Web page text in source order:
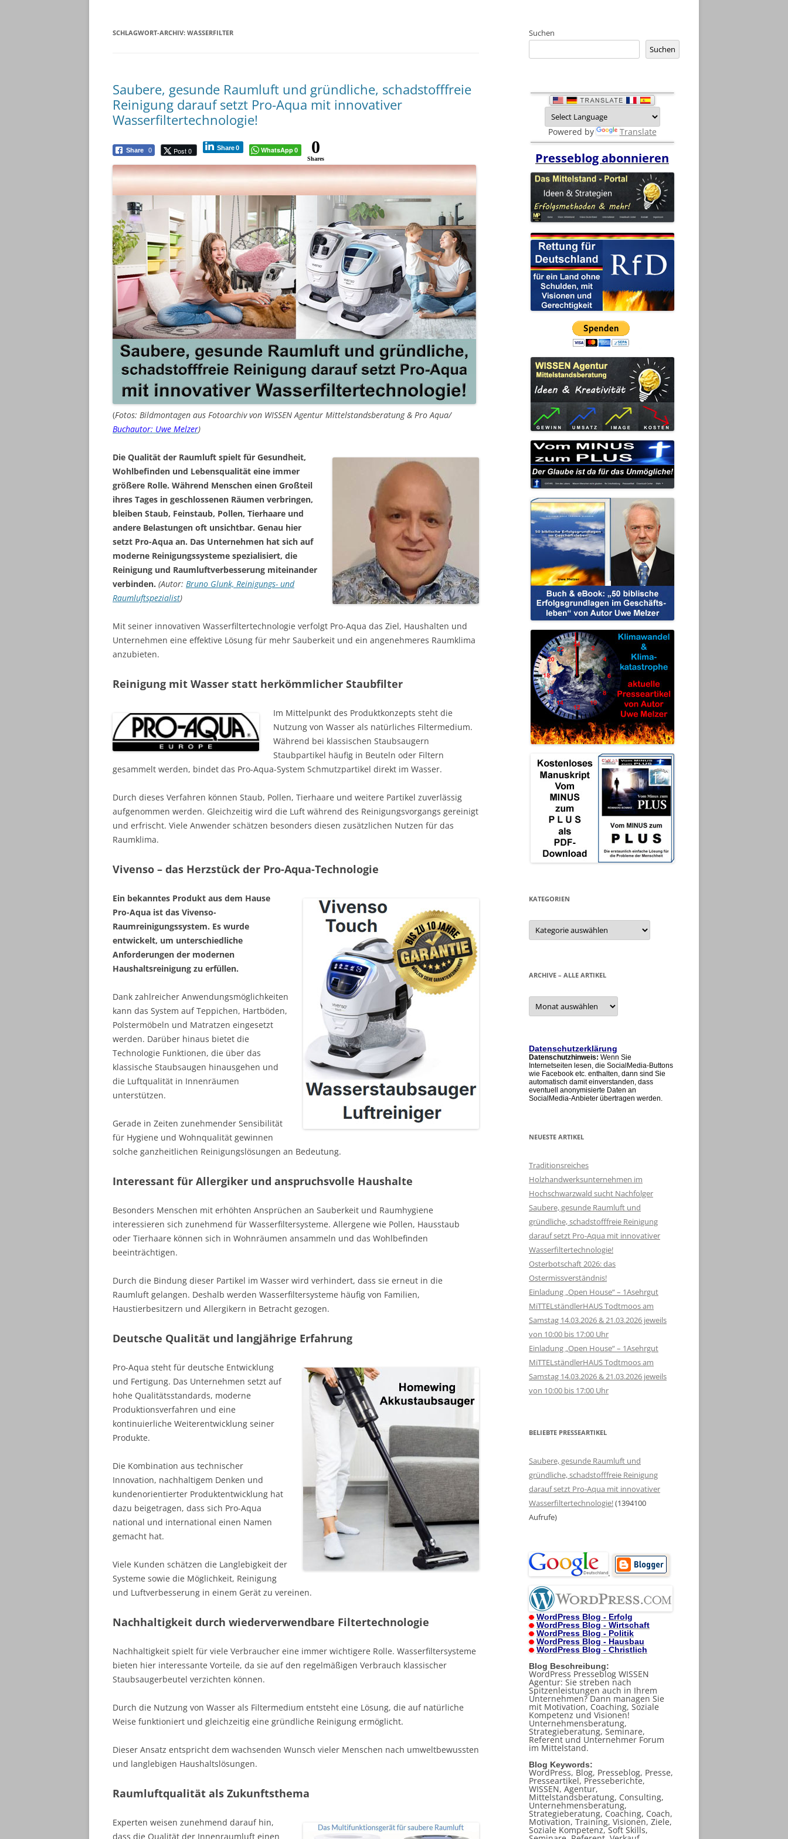
SCHLAGWORT-ARCHIV: WASSERFILTER
Saubere, gesunde Raumluft und gründliche, schadstofffreie
Reinigung darauf setzt Pro-Aqua mit innovativer
Wasserfiltertechnologie!
Share 0 Post 0 Share0 WhatsApp0 0
Shares
(Fotos: Bildmontagen aus Fotoarchiv von WISSEN Agentur Mittelstandsberatung & Pro Aqua/
Buchautor: Uwe Melzer)
Die Qualität der Raumluft spielt für Gesundheit,
Wohlbefinden und Lebensqualität eine immer
größere Rolle. Während Menschen einen Großteil
ihres Tages in geschlossenen Räumen verbringen,
bleiben Staub, Feinstaub, Pollen, Tierhaare und
andere Belastungen oft unsichtbar. Genau hier
setzt Pro-Aqua an. Das Unternehmen hat sich auf
moderne Reinigungssysteme spezialisiert, die
Reinigung und Raumluftverbesserung miteinander
verbinden. (Autor: Bruno Glunk, Reinigungs- und
Raumluftspezialist)
Mit seiner innovativen Wasserfiltertechnologie verfolgt Pro-Aqua das Ziel, Haushalten und
Unternehmen eine effektive Lösung für mehr Sauberkeit und ein angenehmeres Raumklima
anzubieten.
Reinigung mit Wasser statt herkömmlicher Staubfilter
Im Mittelpunkt des Produktkonzepts steht die
Nutzung von Wasser als natürliches Filtermedium.
Während bei klassischen Staubsaugern
Staubpartikel häufig in Beuteln oder Filtern
gesammelt werden, bindet das Pro-Aqua-System Schmutzpartikel direkt im Wasser.
Durch dieses Verfahren können Staub, Pollen, Tierhaare und weitere Partikel zuverlässig
aufgenommen werden. Gleichzeitig wird die Luft während des Reinigungsvorgangs gereinigt
und erfrischt. Viele Anwender schätzen besonders diesen zusätzlichen Nutzen für das
Raumklima.
Vivenso – das Herzstück der Pro-Aqua-Technologie
Ein bekanntes Produkt aus dem Hause
Pro-Aqua ist das Vivenso-
Raumreinigungssystem. Es wurde
entwickelt, um unterschiedliche
Anforderungen der modernen
Haushaltsreinigung zu erfüllen.
Dank zahlreicher Anwendungsmöglichkeiten
kann das System auf Teppichen, Hartböden,
Polstermöbeln und Matratzen eingesetzt
werden. Darüber hinaus bietet die
Technologie Funktionen, die über das
klassische Staubsaugen hinausgehen und
die Luftqualität in Innenräumen
unterstützen.
Gerade in Zeiten zunehmender Sensibilität
für Hygiene und Wohnqualität gewinnen
solche ganzheitlichen Reinigungslösungen an Bedeutung.
Interessant für Allergiker und anspruchsvolle Haushalte
Besonders Menschen mit erhöhten Ansprüchen an Sauberkeit und Raumhygiene
interessieren sich zunehmend für Wasserfiltersysteme. Allergene wie Pollen, Hausstaub
oder Tierhaare können sich in Wohnräumen ansammeln und das Wohlbefinden
beeinträchtigen.
Durch die Bindung dieser Partikel im Wasser wird verhindert, dass sie erneut in die
Raumluft gelangen. Deshalb werden Wasserfiltersysteme häufig von Familien,
Haustierbesitzern und Allergikern in Betracht gezogen.
Deutsche Qualität und langjährige Erfahrung
Pro-Aqua steht für deutsche Entwicklung
und Fertigung. Das Unternehmen setzt auf
hohe Qualitätsstandards, moderne
Produktionsverfahren und eine
kontinuierliche Weiterentwicklung seiner
Produkte.
Die Kombination aus technischer
Innovation, nachhaltigem Denken und
kundenorientierter Produktentwicklung hat
dazu beigetragen, dass sich Pro-Aqua
national und international einen Namen
gemacht hat.
Viele Kunden schätzen die Langlebigkeit der
Systeme sowie die Möglichkeit, Reinigung
und Luftverbesserung in einem Gerät zu vereinen.
Nachhaltigkeit durch wiederverwendbare Filtertechnologie
Nachhaltigkeit spielt für viele Verbraucher eine immer wichtigere Rolle. Wasserfiltersysteme
bieten hier interessante Vorteile, da sie auf den regelmäßigen Verbrauch klassischer
Staubsaugerbeutel verzichten können.
Durch die Nutzung von Wasser als Filtermedium entsteht eine Lösung, die auf natürliche
Weise funktioniert und gleichzeitig eine gründliche Reinigung ermöglicht.
Dieser Ansatz entspricht dem wachsenden Wunsch vieler Menschen nach umweltbewussten
und langlebigen Haushaltslösungen.
Raumluftqualität als Zukunftsthema
Experten weisen zunehmend darauf hin,
dass die Qualität der Innenraumluft einen
Suchen
Suchen
Powered by Translate
Presseblog abonnieren
KATEGORIEN
Kategorien
ARCHIVE – ALLE ARTIKEL
Archive
alle
Datenschutzerklärung
Datenschutzhinweis: Wenn Sie
Internetseiten lesen, die SocialMedia-Buttons
wie Facebook etc. enthalten, dann sind Sie
automatisch damit einverstanden, dass
eventuell anonymisierte Daten an
SocialMedia-Anbieter übertragen werden.
NEUESTE ARTIKEL
Traditionsreiches
Holzhandwerksunternehmen im
Hochschwarzwald sucht Nachfolger
Saubere, gesunde Raumluft und
gründliche, schadstofffreie Reinigung
darauf setzt Pro-Aqua mit innovativer
Wasserfiltertechnologie!
Osterbotschaft 2026: das
Ostermissverständnis!
Einladung „Open House“ – 1Asehrgut
MiTTELständlerHAUS Todtmoos am
Samstag 14.03.2026 & 21.03.2026 jeweils
von 10:00 bis 17:00 Uhr
Einladung „Open House“ – 1Asehrgut
MiTTELständlerHAUS Todtmoos am
Samstag 14.03.2026 & 21.03.2026 jeweils
von 10:00 bis 17:00 Uhr
BELIEBTE PRESSEARTIKEL
Saubere, gesunde Raumluft und
gründliche, schadstofffreie Reinigung
darauf setzt Pro-Aqua mit innovativer
Wasserfiltertechnologie!(1394100
Aufrufe)
.
WordPress Blog - Erfolg
WordPress Blog - Wirtschaft
WordPress Blog - Politik
WordPress Blog - Hausbau
WordPress Blog - Christlich
Blog Beschreibung:
WordPress Presseblog WISSEN
Agentur: Sie streben nach
Spitzenleistungen auch in Ihrem
Unternehmen? Dann managen Sie
mit Motivation, Coaching, Soziale
Kompetenz und Visionen!
Unternehmensberatung,
Strategieberatung, Seminare,
Referent und Unternehmer Forum
im Mittelstand.
Blog Keywords:
WordPress, Blog, Presseblog, Presse,
Presseartikel, Presseberichte,
WISSEN, Agentur,
Mittelstandsberatung, Consulting,
Unternehmensberatung,
Strategieberatung, Coaching, Coach,
Motivation, Training, Visionen, Ziele,
Soziale Kompetenz, Soft Skills,